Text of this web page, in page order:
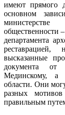
имеют прямого
основном
общественности
департамента
высказанные
документа от
Мединскому, а
области. Они
разных
правильным